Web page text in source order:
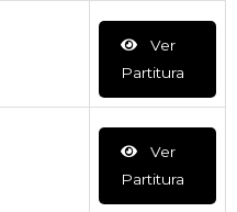
Ver
Partitura
Ver
Partitura